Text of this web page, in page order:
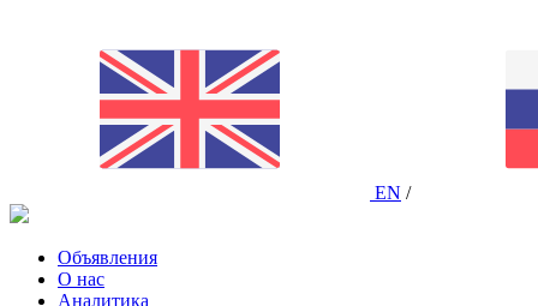
EN /
Объявления
О нас
Аналитика